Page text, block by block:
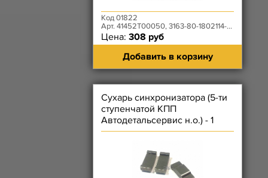
Код 01822
Арт. 41452T00050, 3163-80-1802114-00
Цена: 308 руб
Добавить в корзину
Сухарь синхронизатора (5-ти
ступенчатой КПП
Автодетальсервис н.о.) - 1
ШТУКА